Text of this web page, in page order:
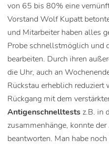
von 65 bis 80% eine
Vorstand Wolf Kupatt
und Mitarbeiter haben alles
Probe schnellstmöglich und
bearbeiten. Durch ihren
die Uhr, auch an
Rückstau erheblich reduziert
Rückgang mit dem
Antigenschnelltests z.B. in
zusammenhänge, konnte
beantworten. Man habe